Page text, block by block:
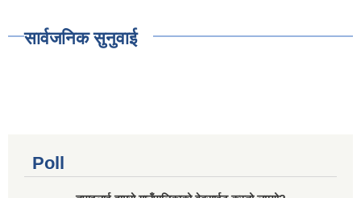
सार्वजनिक सुनुवाई
Poll